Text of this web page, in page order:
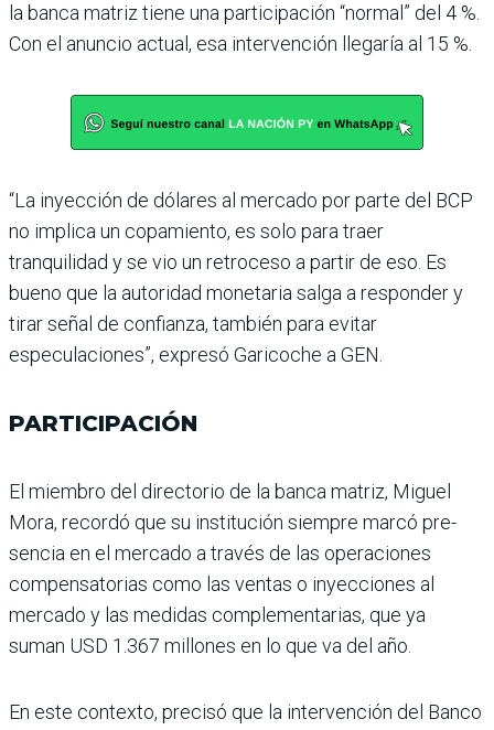
la banca matriz tiene una par­ticipación “normal” del 4 %.
Con el anuncio actual, esa intervención llegaría al 15 %.
“La inyección de dólares al mercado por parte del BCP
no implica un copamiento, es solo para traer
tranquilidad y se vio un retroceso a partir de eso. Es
bueno que la autoridad monetaria salga a responder y
tirar señal de confianza, también para evi­tar
especulaciones”, expresó Garicoche a GEN.
PARTICIPACIÓN
El miembro del directorio de la banca matriz, Miguel
Mora, recordó que su insti­tución siempre marcó pre­
sencia en el mercado a través de las operaciones
compen­satorias como las ventas o inyecciones al
mercado y las medidas complementa­rias, que ya
suman USD 1.367 millones en lo que va del año.
En este contexto, precisó que la intervención del Banco